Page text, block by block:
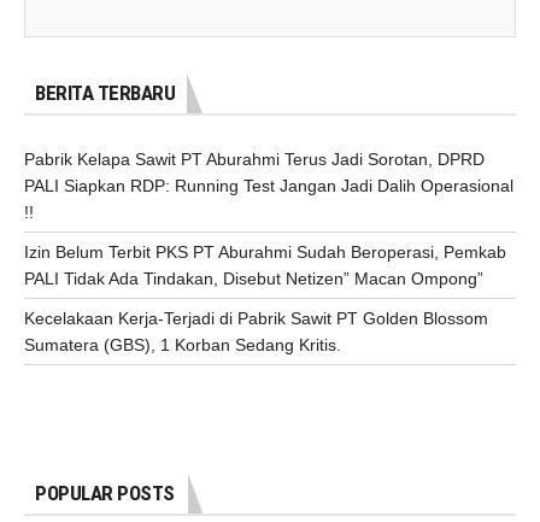
BERITA TERBARU
Pabrik Kelapa Sawit PT Aburahmi Terus Jadi Sorotan, DPRD
PALI Siapkan RDP: Running Test Jangan Jadi Dalih Operasional
!!
Izin Belum Terbit PKS PT Aburahmi Sudah Beroperasi, Pemkab
PALI Tidak Ada Tindakan, Disebut Netizen” Macan Ompong”
Kecelakaan Kerja-Terjadi di Pabrik Sawit PT Golden Blossom
Sumatera (GBS), 1 Korban Sedang Kritis.
POPULAR POSTS